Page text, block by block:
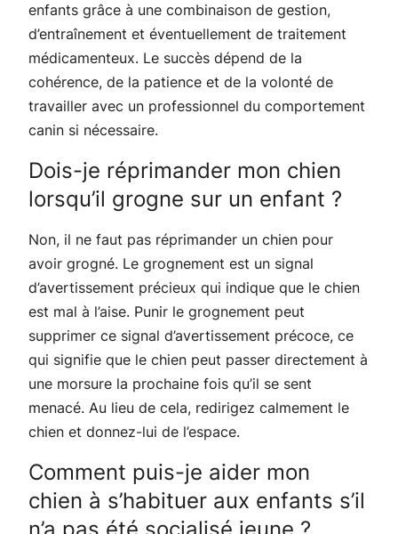
enfants grâce à une combinaison de gestion,
d’entraînement et éventuellement de traitement
médicamenteux. Le succès dépend de la
cohérence, de la patience et de la volonté de
travailler avec un professionnel du comportement
canin si nécessaire.
Dois-je réprimander mon chien
lorsqu’il grogne sur un enfant ?
Non, il ne faut pas réprimander un chien pour
avoir grogné. Le grognement est un signal
d’avertissement précieux qui indique que le chien
est mal à l’aise. Punir le grognement peut
supprimer ce signal d’avertissement précoce, ce
qui signifie que le chien peut passer directement à
une morsure la prochaine fois qu’il se sent
menacé. Au lieu de cela, redirigez calmement le
chien et donnez-lui de l’espace.
Comment puis-je aider mon
chien à s’habituer aux enfants s’il
n’a pas été socialisé jeune ?